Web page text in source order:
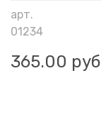
арт.
01234
365.00 руб